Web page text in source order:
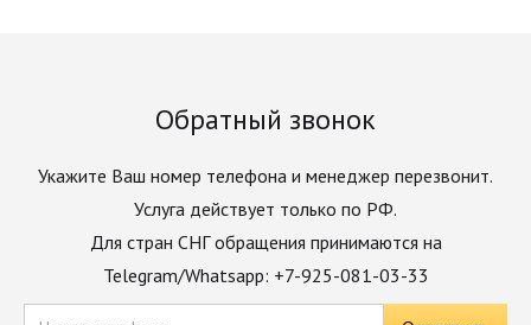
Обратный звонок
Укажите Ваш номер телефона и менеджер перезвонит.
Услуга действует только по РФ.
Для стран СНГ обращения принимаются на
Telegram/Whatsapp: +7-925-081-03-33